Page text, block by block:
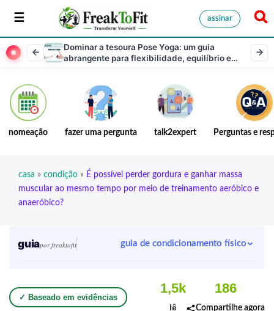
assinar
Dominar a tesoura Pose Yoga: um guia
abrangente para flexibilidade, equilíbrio e
nomeação fazer uma pergunta talk2expert Perguntas e
casa » condição » É possível perder gordura e ganhar massa
muscular ao mesmo tempo por meio de treinamento aeróbico e
anaeróbico?
guiapor freaktofit guia de condicionamento físico
✓ Baseado em evidências
1,5k
lê
186
Compartilhe agora